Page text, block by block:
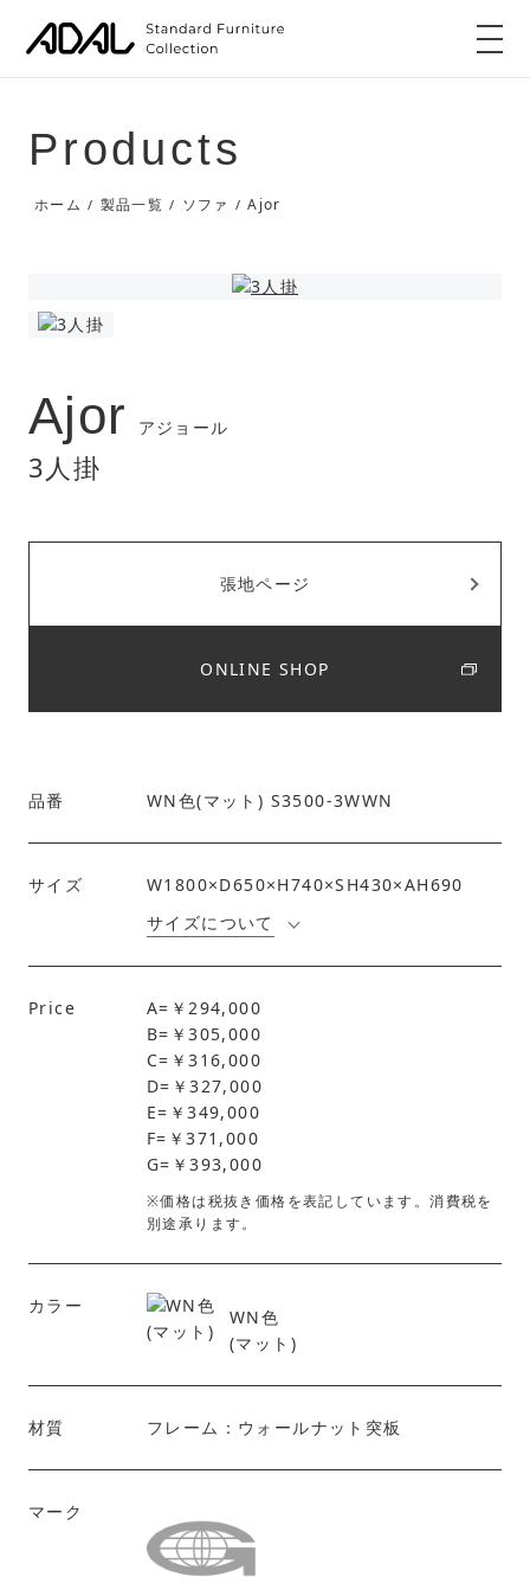
Products
ホーム / 製品一覧 / ソファ / Ajor
Ajor アジョール
3人掛
張地ページ
ONLINE SHOP
品番 WN色(マット) S3500-3WWN
サイズ
W1800×D650×H740×SH430×AH690
サイズについて
Price
A=￥294,000
B=￥305,000
C=￥316,000
D=￥327,000
E=￥349,000
F=￥371,000
G=￥393,000
※価格は税抜き価格を表記しています。消費税を
別途承ります。
カラー
WN色
(マット)
材質 フレーム：ウォールナット突板
マーク